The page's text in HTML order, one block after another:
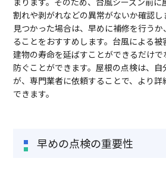
割れや剥がれなどの異常がないか確認
見つかった場合は、早めに補修を行う
ることをおすすめします。台風による被
建物の寿命を延ばすことができるだけ
防ぐことができます。屋根の点検は、
が、専門業者に依頼することで、より
できます。
早めの点検の重要性